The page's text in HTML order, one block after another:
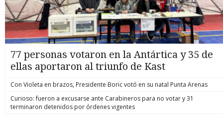
77 personas votaron en la Antártica y 35 de
ellas aportaron al triunfo de Kast
Con Violeta en brazos, Presidente Boric votó en su natal Punta Arenas
Curioso: fueron a excusarse ante Carabineros para no votar y 31
terminaron detenidos por órdenes vigentes